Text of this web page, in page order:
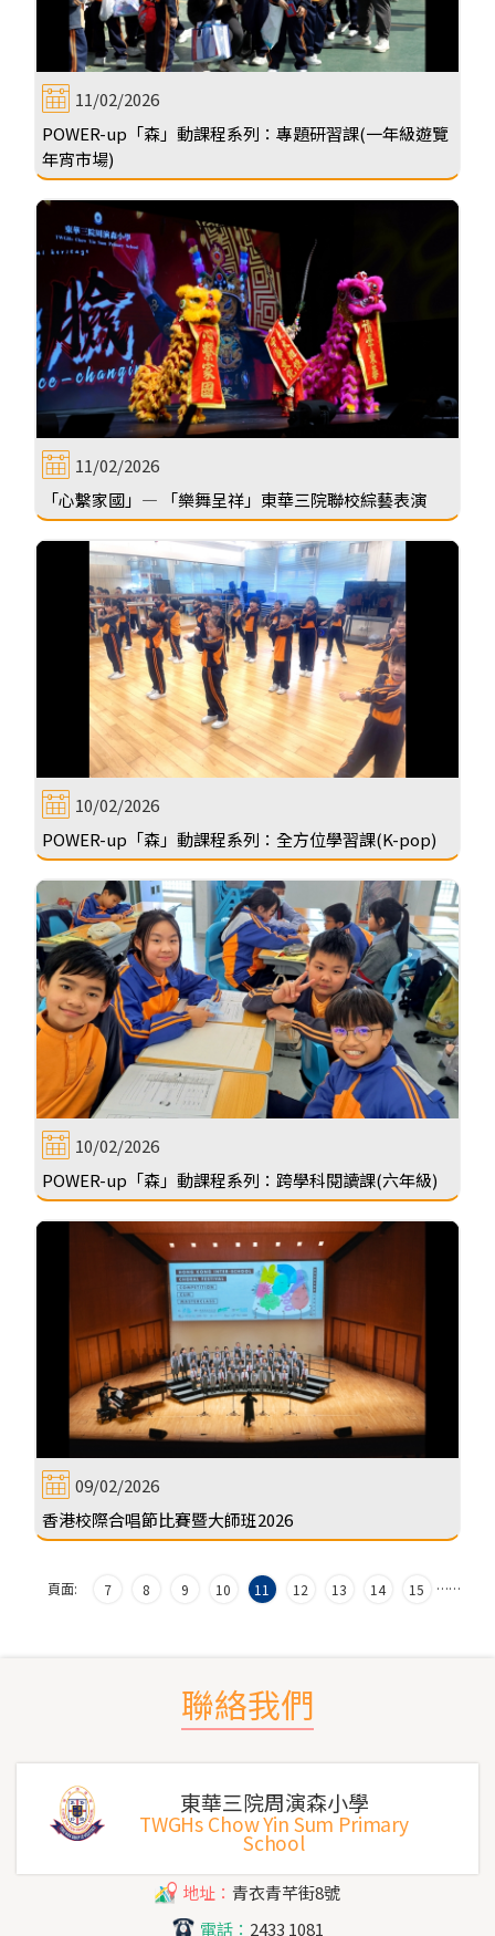
11/02/2026
POWER-up「森」動課程系列：專題研習課(一年級遊覽
年宵市場)
11/02/2026
「心繫家國」— 「樂舞呈祥」東華三院聯校綜藝表演
10/02/2026
POWER-up「森」動課程系列：全方位學習課(K-pop)
10/02/2026
POWER-up「森」動課程系列：跨學科閱讀課(六年級)
09/02/2026
香港校際合唱節比賽暨大師班2026
頁面: …
7 8 9 10 11 12 13 14 15 …
聯絡我們
東華三院周演森小學
TWGHs Chow Yin Sum Primary
School
地址： 青衣青芊街8號
電話： 2433 1081